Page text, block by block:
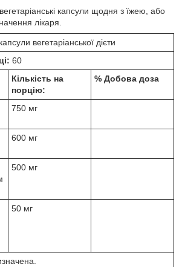
капсули щодня з їжею, або
лікаря.
вегетаріанської дієти
60
Кількість на
порцію:
% Добова доза
750 мг
600 мг
500 мг
50 мг